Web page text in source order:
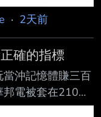
· 2天前
確的指標
沖記憶體賺三百
電被套在210。
黃金 4. 不看油